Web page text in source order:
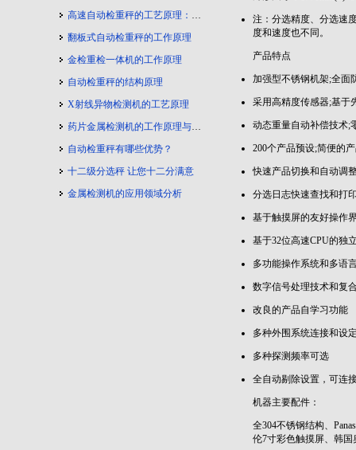
高速自动检重秤的工艺原理：守护产品质量的幕后力量
翻板式自动检重秤的工作原理
金检重检一体机的工作原理
自动检重秤的结构原理
X射线异物检测机的工艺原理
药片金属检测机的工作原理与工艺流程
自动检重秤有哪些优势？
十二级分选秤 让您十二分满意
金属检测机的应用领域分析
注：分选精度、分选速
度和速度也不同。
产品特点
加强型不锈钢机架;全面
采用高精度传感器;基于
动态重量自动补偿技术;
200个产品预设;简便的
快速产品切换和自动调
分选日志快速查找和打
基于触摸屏的友好操作
基于32位高速CPU的独
多功能操作系统和多语
数字信号处理技术和复
改良的产品自学习功能
多种外围系统连接和设
多种探测频率可选
全自动剔除设置，可连
机器主要配件：
全304不锈钢结构、
伦7寸彩色触摸屏、韩